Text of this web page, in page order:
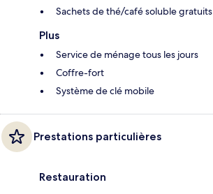
Sachets de thé/café soluble gratuits
Plus
Service de ménage tous les jours
Coffre-fort
Système de clé mobile
Prestations particulières
Restauration